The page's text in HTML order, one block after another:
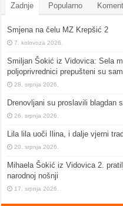
Zadnje Popularno
Smjena na čelu MZ Krepšić 2
7. kolovoza 2026.
Smiljan Šokić iz Vidovica: Sela
poljoprivrednici prepušteni su
28. srpnja 2026.
Drenovljani su proslavili blagdan
26. srpnja 2026.
Lila lila uoči Ilina, i dalje vjerni
20. srpnja 2026.
Mihaela Šokić iz Vidovica 2.
narodnoj nošnji
17. srpnja 2026.